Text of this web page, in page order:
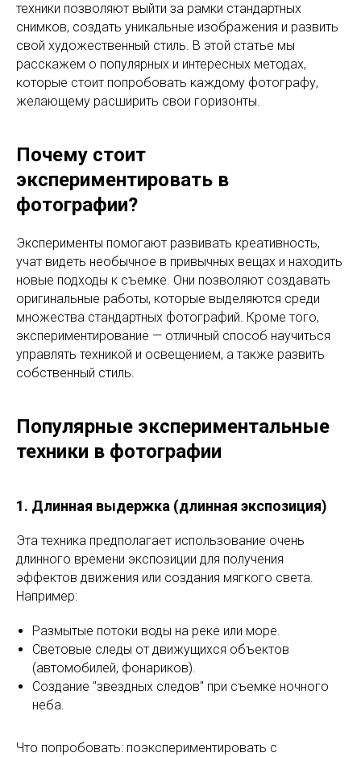
техники позволяют выйти за рамки стандартных
снимков, создать уникальные изображения и развить
свой художественный стиль. В этой статье мы
расскажем о популярных и интересных методах,
которые стоит попробовать каждому фотографу,
желающему расширить свои горизонты.
Почему стоит
экспериментировать в
фотографии?
Эксперименты помогают развивать креативность,
учат видеть необычное в привычных вещах и находить
новые подходы к съемке. Они позволяют создавать
оригинальные работы, которые выделяются среди
множества стандартных фотографий. Кроме того,
экспериментирование — отличный способ научиться
управлять техникой и освещением, а также развить
собственный стиль.
Популярные экспериментальные
техники в фотографии
1. Длинная выдержка (длинная экспозиция)
Эта техника предполагает использование очень
длинного времени экспозиции для получения
эффектов движения или создания мягкого света.
Например:
Размытые потоки воды на реке или море.
Световые следы от движущихся объектов
(автомобилей, фонариков).
Создание "звездных следов" при съемке ночного
неба.
Что попробовать: поэкспериментировать с